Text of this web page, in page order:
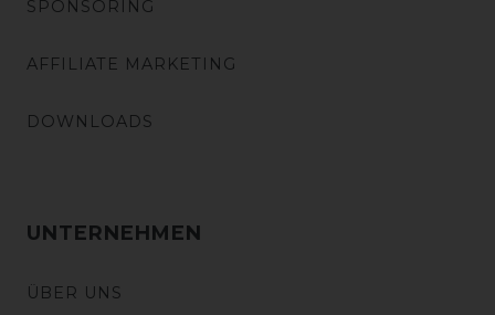
SPONSORING
AFFILIATE MARKETING
DOWNLOADS
UNTERNEHMEN
ÜBER UNS